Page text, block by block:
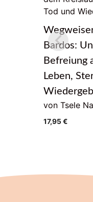
Bardos:
Befreiung
Leben,
von Tsele
17,95€